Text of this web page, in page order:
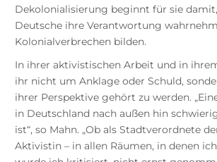
Dekolonialisierung beginnt für sie
Deutsche ihre Verantwortung
Kolonialverbrechen bilden.
In ihrer aktivistischen Arbeit und in
ihr nicht um Anklage oder Schuld,
ihrer Perspektive gehört zu werden.
in Deutschland nach außen hin
ist“, so Mahn. „Ob als Stadtverordnete
Aktivistin – in allen Räumen, in denen